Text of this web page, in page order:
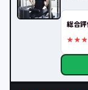
総合